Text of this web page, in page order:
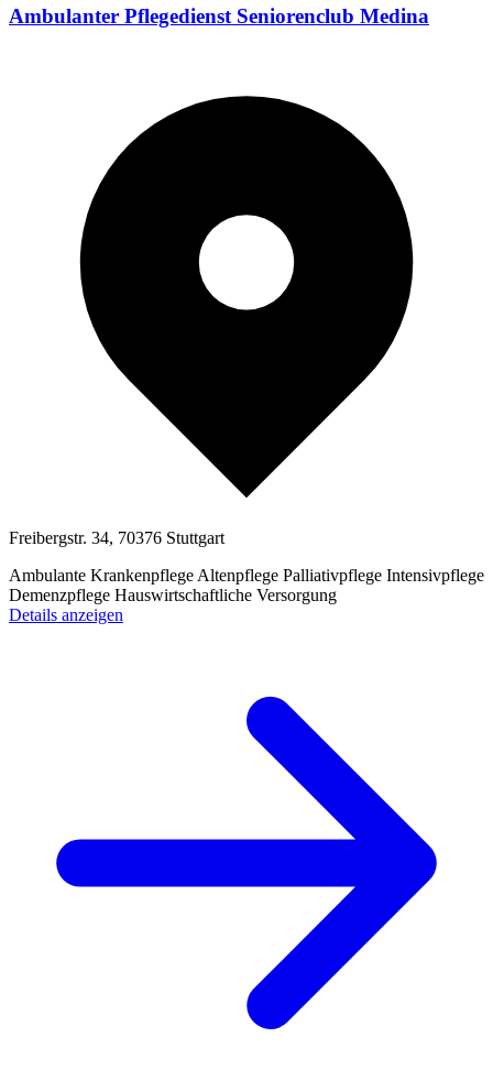
Ambulanter Pflegedienst Seniorenclub Medina
Freibergstr. 34, 70376 Stuttgart
Ambulante Krankenpflege Altenpflege Palliativpflege Intensivpflege
Demenzpflege Hauswirtschaftliche Versorgung
Details anzeigen